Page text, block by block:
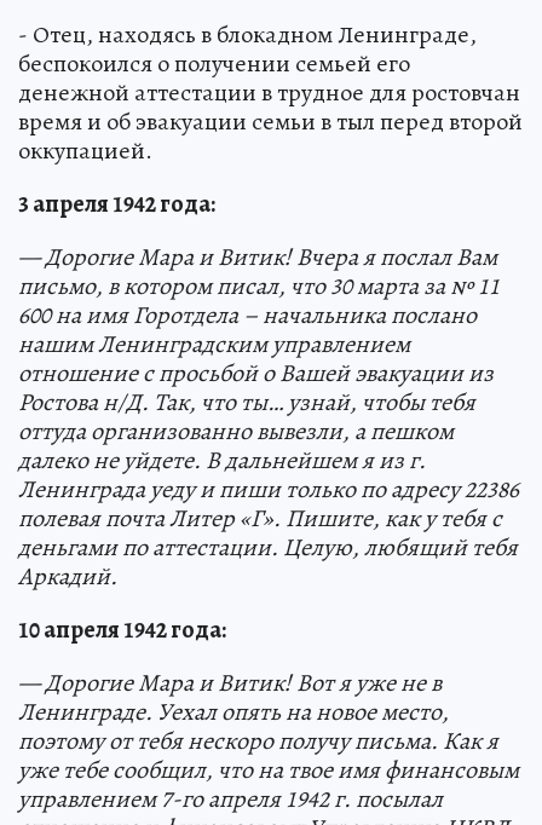
- Отец, находясь в блокадном Ленинграде,
беспокоился о получении семьей его
денежной аттестации в трудное для ростовчан
время и об эвакуации семьи в тыл перед второй
оккупацией.
3 апреля 1942 года:
— Дорогие Мара и Витик! Вчера я послал Вам
письмо, в котором писал, что 30 марта за № 11
600 на имя Горотдела – начальника послано
нашим Ленинградским управлением
отношение с просьбой о Вашей эвакуации из
Ростова н/Д. Так, что ты… узнай, чтобы тебя
оттуда организованно вывезли, а пешком
далеко не уйдете. В дальнейшем я из г.
Ленинграда уеду и пиши только по адресу 22386
полевая почта Литер «Г». Пишите, как у тебя с
деньгами по аттестации. Целую, любящий тебя
Аркадий.
10 апреля 1942 года:
— Дорогие Мара и Витик! Вот я уже не в
Ленинграде. Уехал опять на новое место,
поэтому от тебя нескоро получу письма. Как я
уже тебе сообщил, что на твое имя финансовым
управлением 7-го апреля 1942 г. посылал